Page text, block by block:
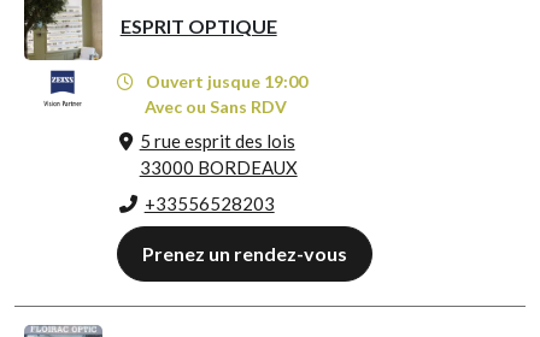
ESPRIT OPTIQUE
Ouvert jusque 19:00
Avec ou Sans RDV
5 rue esprit des lois
33000 BORDEAUX
+33556528203
Prenez un rendez-vous